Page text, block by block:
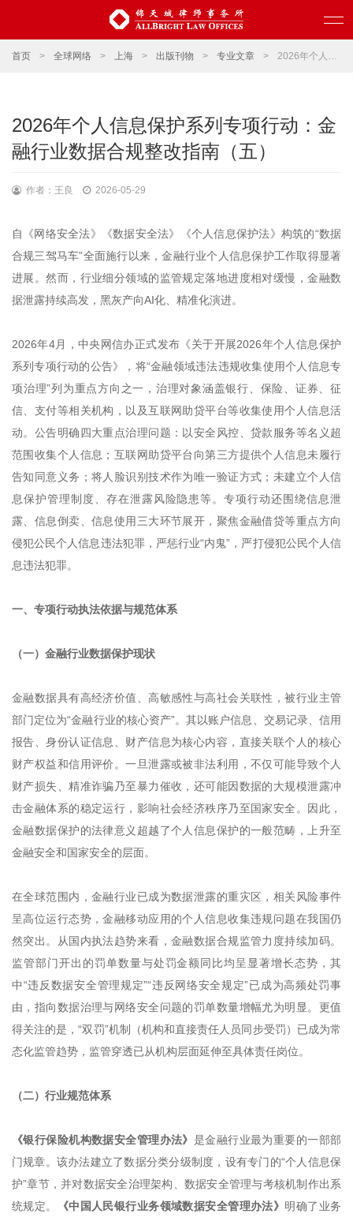
首页 > 全球网络 > 上海 > 出版刊物 > 专业文章 > 2026年个人信息保护系列专项行动：金融行业数据合规整改指南（五）
2026年个人信息保护系列专项行动：金
融行业数据合规整改指南（五）
作者：王良 2026-05-29
自《网络安全法》《数据安全法》《个人信息保护法》构筑的“数据
合规三驾马车”全面施行以来，金融行业个人信息保护工作取得显著
进展。然而，行业细分领域的监管规定落地进度相对缓慢，金融数
据泄露持续高发，黑灰产向AI化、精准化演进。
2026年4月，中央网信办正式发布《关于开展2026年个人信息保护
系列专项行动的公告》，将“金融领域违法违规收集使用个人信息专
项治理”列为重点方向之一，治理对象涵盖银行、保险、证券、征
信、支付等相关机构，以及互联网助贷平台等收集使用个人信息活
动。公告明确四大重点治理问题：以安全风控、贷款服务等名义超
范围收集个人信息；互联网助贷平台向第三方提供个人信息未履行
告知同意义务；将人脸识别技术作为唯一验证方式；未建立个人信
息保护管理制度、存在泄露风险隐患等。专项行动还围绕信息泄
露、信息倒卖、信息使用三大环节展开，聚焦金融借贷等重点方向
侵犯公民个人信息违法犯罪，严惩行业“内鬼”，严打侵犯公民个人信
息违法犯罪。
一、专项行动执法依据与规范体系
（一）金融行业数据保护现状
金融数据具有高经济价值、高敏感性与高社会关联性，被行业主管
部门定位为“金融行业的核心资产”。其以账户信息、交易记录、信用
报告、身份认证信息、财产信息为核心内容，直接关联个人的核心
财产权益和信用评价。一旦泄露或被非法利用，不仅可能导致个人
财产损失、精准诈骗乃至暴力催收，还可能因数据的大规模泄露冲
击金融体系的稳定运行，影响社会经济秩序乃至国家安全。因此，
金融数据保护的法律意义超越了个人信息保护的一般范畴，上升至
金融安全和国家安全的层面。
在全球范围内，金融行业已成为数据泄露的重灾区，相关风险事件
呈高位运行态势，金融移动应用的个人信息收集违规问题在我国仍
然突出。从国内执法趋势来看，金融数据合规监管力度持续加码。
监管部门开出的罚单数量与处罚金额同比均呈显著增长态势，其
中“违反数据安全管理规定”“违反网络安全规定”已成为高频处罚事
由，指向数据治理与网络安全问题的罚单数量增幅尤为明显。更值
得关注的是，“双罚”机制（机构和直接责任人员同步受罚）已成为常
态化监管趋势，监管穿透已从机构层面延伸至具体责任岗位。
（二）行业规范体系
《银行保险机构数据安全管理办法》 是金融行业最为重要的一部部
门规章。该办法建立了数据分类分级制度，设有专门的“个人信息保
护”章节，并对数据安全治理架构、数据安全管理与考核机制作出系
统规定。
《中国人民银行业务领域数据安全管理办法》 明确了业务